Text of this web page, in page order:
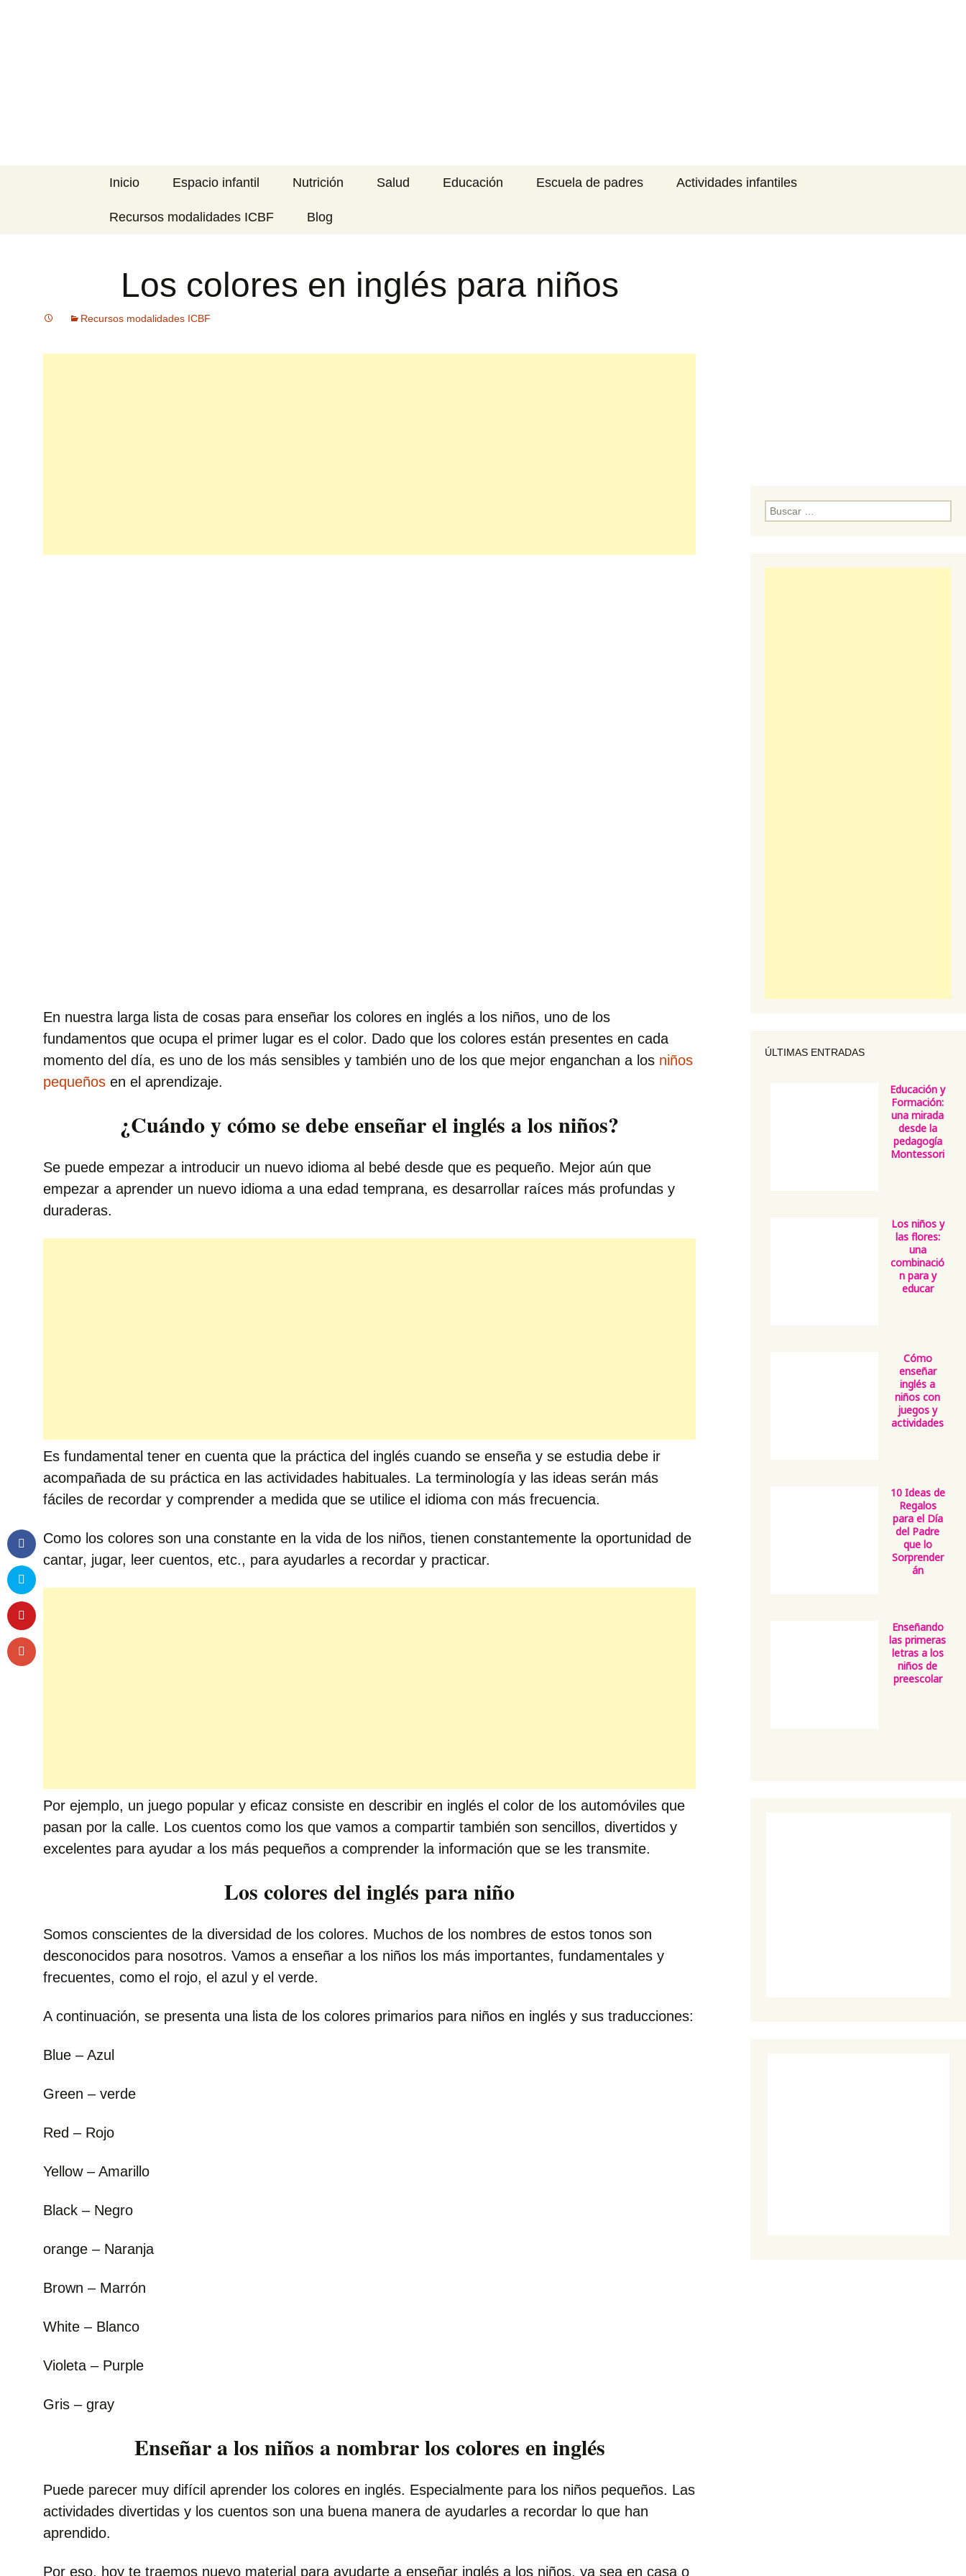
Inicio Espacio infantil Nutrición Salud Educación Escuela de padres Actividades infantiles
Recursos modalidades ICBF Blog
Los colores en inglés para niños
Recursos modalidades ICBF
En nuestra larga lista de cosas para enseñar los colores en inglés a los niños, uno de los
fundamentos que ocupa el primer lugar es el color. Dado que los colores están presentes en cada
momento del día, es uno de los más sensibles y también uno de los que mejor enganchan a los niños
pequeños en el aprendizaje.
¿Cuándo y cómo se debe enseñar el inglés a los niños?
Se puede empezar a introducir un nuevo idioma al bebé desde que es pequeño. Mejor aún que
empezar a aprender un nuevo idioma a una edad temprana, es desarrollar raíces más profundas y
duraderas.
Es fundamental tener en cuenta que la práctica del inglés cuando se enseña y se estudia debe ir
acompañada de su práctica en las actividades habituales. La terminología y las ideas serán más
fáciles de recordar y comprender a medida que se utilice el idioma con más frecuencia.
Como los colores son una constante en la vida de los niños, tienen constantemente la oportunidad de
cantar, jugar, leer cuentos, etc., para ayudarles a recordar y practicar.
Por ejemplo, un juego popular y eficaz consiste en describir en inglés el color de los automóviles que
pasan por la calle. Los cuentos como los que vamos a compartir también son sencillos, divertidos y
excelentes para ayudar a los más pequeños a comprender la información que se les transmite.
Los colores del inglés para niño
Somos conscientes de la diversidad de los colores. Muchos de los nombres de estos tonos son
desconocidos para nosotros. Vamos a enseñar a los niños los más importantes, fundamentales y
frecuentes, como el rojo, el azul y el verde.
A continuación, se presenta una lista de los colores primarios para niños en inglés y sus traducciones:
Blue – Azul
Green – verde
Red – Rojo
Yellow – Amarillo
Black – Negro
orange – Naranja
Brown – Marrón
White – Blanco
Violeta – Purple
Gris – gray
Enseñar a los niños a nombrar los colores en inglés
Puede parecer muy difícil aprender los colores en inglés. Especialmente para los niños pequeños. Las
actividades divertidas y los cuentos son una buena manera de ayudarles a recordar lo que han
aprendido.
Por eso, hoy te traemos nuevo material para ayudarte a enseñar inglés a los niños, ya sea en casa o
Buscar:
ÚLTIMAS ENTRADAS
Educación y
Formación:
una mirada
desde la
pedagogía
Montessori
Los niños y
las flores:
una
combinació
n para y
educar
Cómo
enseñar
inglés a
niños con
juegos y
actividades
10 Ideas de
Regalos
para el Día
del Padre
que lo
Sorprender
án
Enseñando
las primeras
letras a los
niños de
preescolar